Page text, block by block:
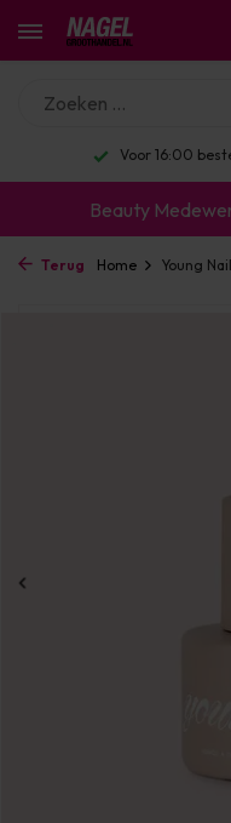
Voor 16:00
Beauty
Terug Home Young